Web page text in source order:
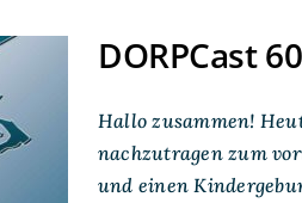
DORPCast
Hallo zusammen!
nachzutragen zum
und einen